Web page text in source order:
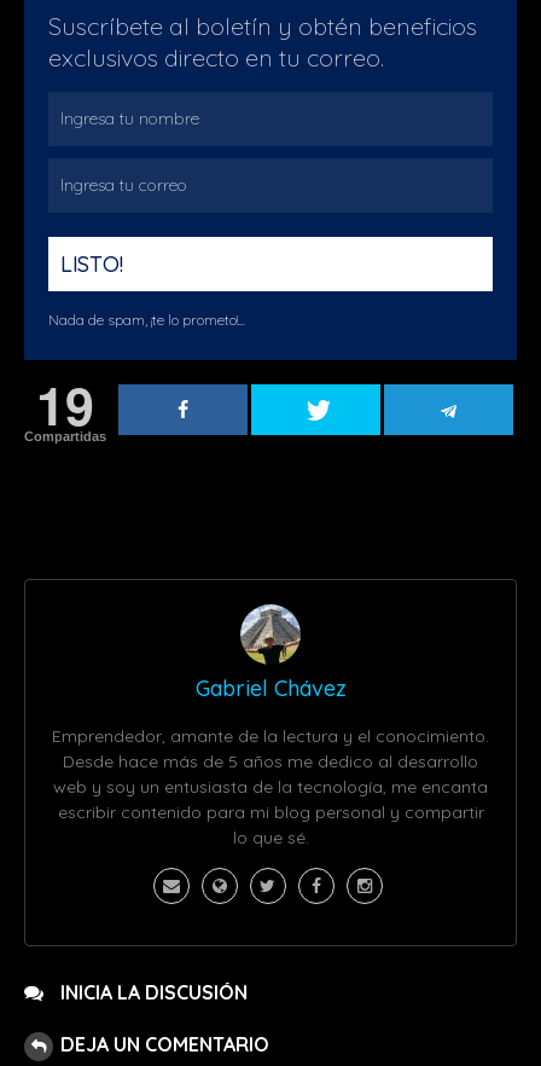
Suscríbete al boletín y obtén beneficios
exclusivos directo en tu correo.
Nada de spam, ¡te lo prometo!...
19
Compartidas
Gabriel Chávez
Emprendedor, amante de la lectura y el conocimiento.
Desde hace más de 5 años me dedico al desarrollo
web y soy un entusiasta de la tecnología, me encanta
escribir contenido para mi blog personal y compartir
lo que sé.
INICIA LA DISCUSIÓN
DEJA UN COMENTARIO